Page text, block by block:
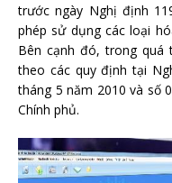
trước ngày Nghị định
phép sử dụng các loại
Bên cạnh đó, trong
theo các quy định tại
tháng 5 năm 2010 và số
Chính phủ.